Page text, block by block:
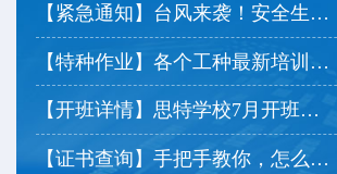
【紧急通知】台风来袭！安全生产严格停工，开班延期
【特种作业】各个工种最新培训时长安排，带你一览！
【开班详情】思特学校7月开班计划上线，一起来看看→
【证书查询】手把手教你，怎么查询下载特种作业操作证...